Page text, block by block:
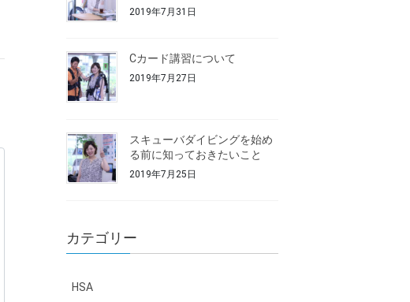
2019年7月31日
Cカード講習について
2019年7月27日
スキューバダイビングを始め
る前に知っておきたいこと
2019年7月25日
カテゴリー
HSA